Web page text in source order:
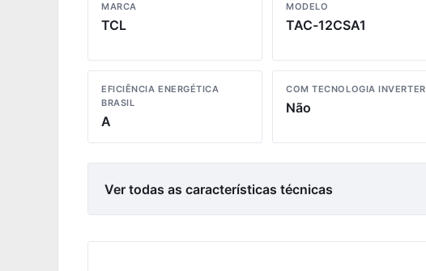
MARCA
TCL
MODELO
TAC-12CSA1
EFICIÊNCIA ENERGÉTICA
BRASIL
A
COM TECNOLOGIA INVERTER
Não
Ver todas as características técnicas